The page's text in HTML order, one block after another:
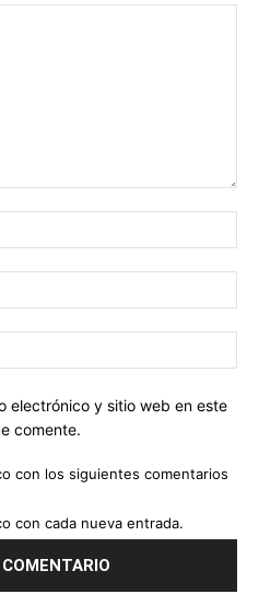
electrónico y sitio web en este
comente.
con los siguientes comentarios
con cada nueva entrada.